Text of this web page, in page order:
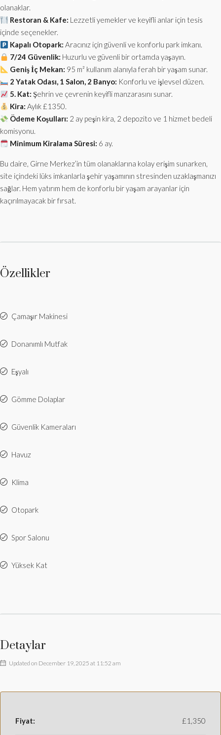
olanaklar.
Restoran & Kafe: Lezzetli yemekler ve keyifli anlar için tesis
içinde seçenekler.
Kapalı Otopark: Aracınız için güvenli ve konforlu park imkanı.
7/24 Güvenlik: Huzurlu ve güvenli bir ortamda yaşayın.
Geniş İç Mekan: 95 m² kullanım alanıyla ferah bir yaşam sunar.
2 Yatak Odası, 1 Salon, 2 Banyo: Konforlu ve işlevsel düzen.
5. Kat: Şehrin ve çevrenin keyifli manzarasını sunar.
Kira: Aylık £1350.
Ödeme Koşulları: 2 ay peşin kira, 2 depozito ve 1 hizmet bedeli
komisyonu.
Minimum Kiralama Süresi: 6 ay.
Bu daire, Girne Merkez’in tüm olanaklarına kolay erişim sunarken,
site içindeki lüks imkanlarla şehir yaşamının stresinden uzaklaşmanızı
sağlar. Hem yatırım hem de konforlu bir yaşam arayanlar için
kaçırılmayacak bir fırsat.
Özellikler
Çamaşır Makinesi
Donanımlı Mutfak
Eşyalı
Gömme Dolaplar
Güvenlik Kameraları
Havuz
Klima
Otopark
Spor Salonu
Yüksek Kat
Detaylar
Updated on December 19, 2025 at 11:52 am
Fiyat: £1,350